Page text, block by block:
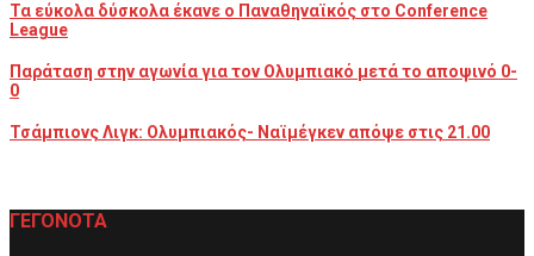
Τα εύκολα δύσκολα έκανε ο Παναθηναϊκός στο Conference
League
Παράταση στην αγωνία για τον Ολυμπιακό μετά το αποψινό 0-
0
Τσάμπιονς Λιγκ: Ολυμπιακός- Ναϊμέγκεν απόψε στις 21.00
ΓΕΓΟΝΟΤΑ